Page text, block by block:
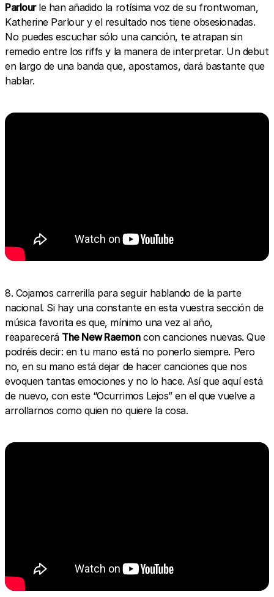
Parlourle han añadido la rotísima voz de su frontwoman,
Katherine Parlour y el resultado nos tiene obsesionadas.
No puedes escuchar sólo una canción, te atrapan sin
remedio entre los riffs y la manera de interpretar. Un debut
en largo de una banda que, apostamos, dará bastante que
hablar.
8. Cojamos carrerilla para seguir hablando de la parte
nacional. Si hay una constante en esta vuestra sección de
música favorita es que, mínimo una vez al año,
reaparecerá The New Raemoncon canciones nuevas. Que
podréis decir: en tu mano está no ponerlo siempre. Pero
no, en su mano está dejar de hacer canciones que nos
evoquen tantas emociones y no lo hace. Así que aquí está
de nuevo, con este “Ocurrimos Lejos” en el que vuelve a
arrollarnos como quien no quiere la cosa.